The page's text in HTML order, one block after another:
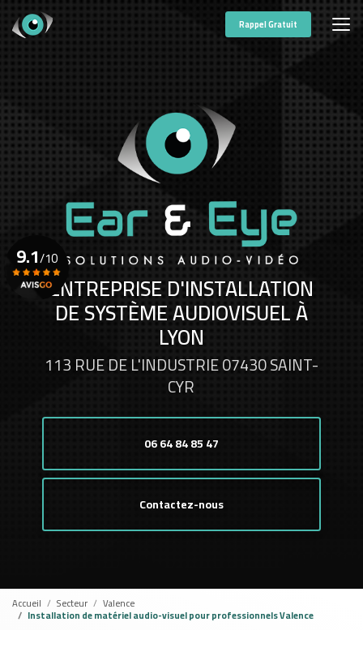
contenu
Rappel Gratuit
ENTREPRISE D'INSTALLATION
DE SYSTÈME AUDIOVISUEL À
LYON
113 RUE DE L'INDUSTRIE 07430 SAINT-
CYR
06 64 84 85 47
Contactez-nous
9.1/10
Voir le certificat
Accueil Secteur Valence
Installation de matériel audio-visuel pour professionnels Valence